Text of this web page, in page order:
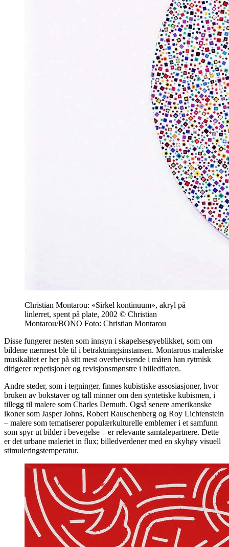
Christian Montarou: «Sirkel kontinuum», akryl på
linlerret, spent på plate, 2002 © Christian
Montarou/BONO Foto: Christian Montarou
Disse fungerer nesten som innsyn i skapelsesøyeblikket, som om
bildene nærmest ble til i betraktningsinstansen. Montarous maleriske
musikalitet er her på sitt mest overbevisende i måten han rytmisk
dirigerer repetisjoner og revisjonsmønstre i billedflaten.
Andre steder, som i tegninger, finnes kubistiske assosiasjoner, hvor
bruken av bokstaver og tall minner om den syntetiske kubismen, i
tillegg til malere som Charles Demuth. Også senere amerikanske
ikoner som Jasper Johns, Robert Rauschenberg og Roy Lichtenstein
– malere som tematiserer populærkulturelle emblemer i et samfunn
som spyr ut bilder i bevegelse – er relevante samtalepartnere. Dette
er det urbane maleriet in flux; billedverdener med en skyhøy visuell
stimuleringstemperatur.